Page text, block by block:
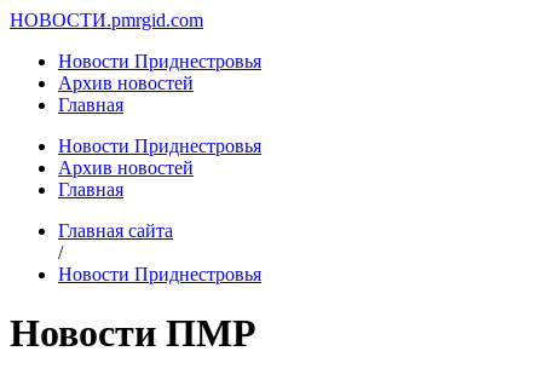
НОВОСТИ.pmrgid.com
Новости Приднестровья
Архив новостей
Главная
Новости Приднестровья
Архив новостей
Главная
Главная сайта
/
Новости Приднестровья
Новости ПМР